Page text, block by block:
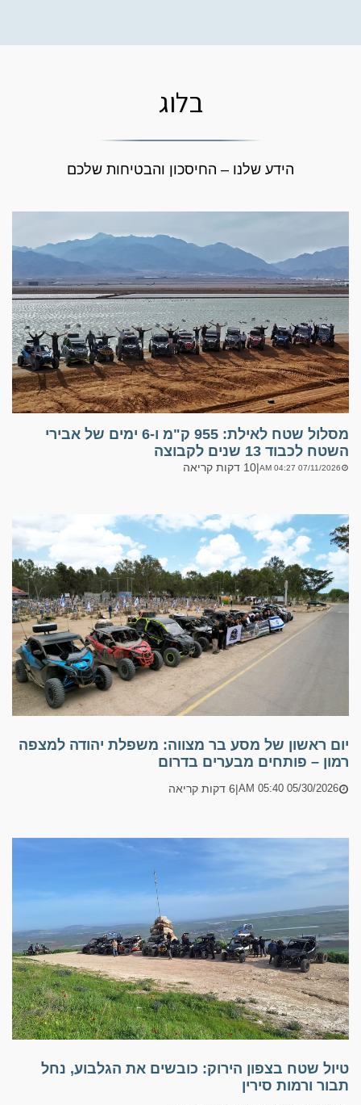
בלוג
הידע שלנו – החיסכון והבטיחות שלכם
מסלול שטח לאילת: 955 ק"מ ו-6 ימים של אבירי
השטח לכבוד 13 שנים לקבוצה
07/11/2026 04:27 AM
|10 דקות קריאה
יום ראשון של מסע בר מצווה: משפלת יהודה למצפה
רמון – פותחים מבערים בדרום
05/30/2026 05:40 AM
|6 דקות קריאה
טיול שטח בצפון הירוק: כובשים את הגלבוע, נחל
תבור ורמות סירין